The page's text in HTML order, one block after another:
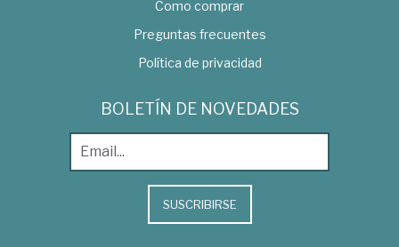
Como comprar
Preguntas frecuentes
Política de privacidad
BOLETÍN DE NOVEDADES
SUSCRIBIRSE